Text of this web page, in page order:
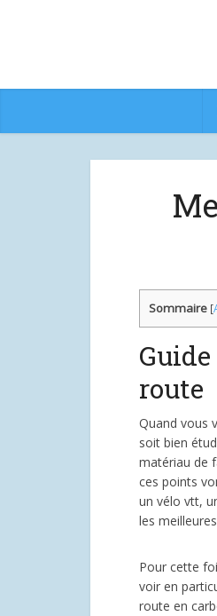
Sommaire [
route
Quand vous
soit bien
matériau de
ces points
un vélo vtt,
les
Pour cette
voir en
route en